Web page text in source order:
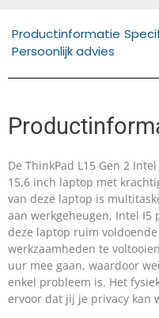
Productinformatie
Persoonlijk advies
De ThinkPad L15 Gen 2
15,6 inch laptop met
van deze laptop is
aan werkgeheugen, Intel I5
deze laptop ruim
werkzaamheden te
uur mee gaan, waardoor
enkel probleem is. Het
ervoor dat jij je privacy kan